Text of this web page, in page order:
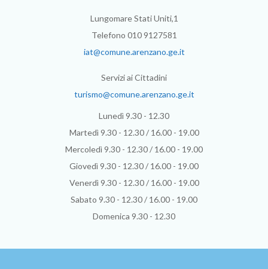
Lungomare Stati Uniti,1
Telefono 010 9127581
iat@comune.arenzano.ge.it
Servizi ai Cittadini
turismo@comune.arenzano.ge.it
Lunedì 9.30 - 12.30
Martedì 9.30 - 12.30 / 16.00 - 19.00
Mercoledì 9.30 - 12.30 / 16.00 - 19.00
Giovedì 9.30 - 12.30 / 16.00 - 19.00
Venerdì 9.30 - 12.30 / 16.00 - 19.00
Sabato 9.30 - 12.30 / 16.00 - 19.00
Domenica 9.30 - 12.30